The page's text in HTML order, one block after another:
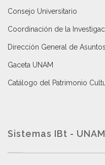
Consejo Universitario
Coordinación de la
Dirección General de
Gaceta UNAM
Catálogo del Patrimonio
Sistemas IBt -